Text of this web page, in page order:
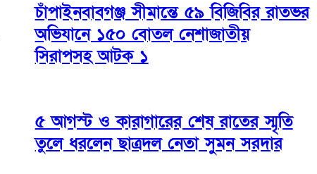
চাঁপাইনবাবগঞ্জ সীমান্তে ৫৯ বিজিবির রাতভর
অভিযানে ১৫০ বোতল নেশাজাতীয়
সিরাপসহ আটক ১
৫ আগস্ট ও কারাগারের শেষ রাতের স্মৃতি
তুলে ধরলেন ছাত্রদল নেতা সুমন সরদার